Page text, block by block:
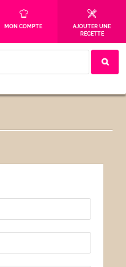
MON COMPTE
AJOUTER UNE
RECETTE